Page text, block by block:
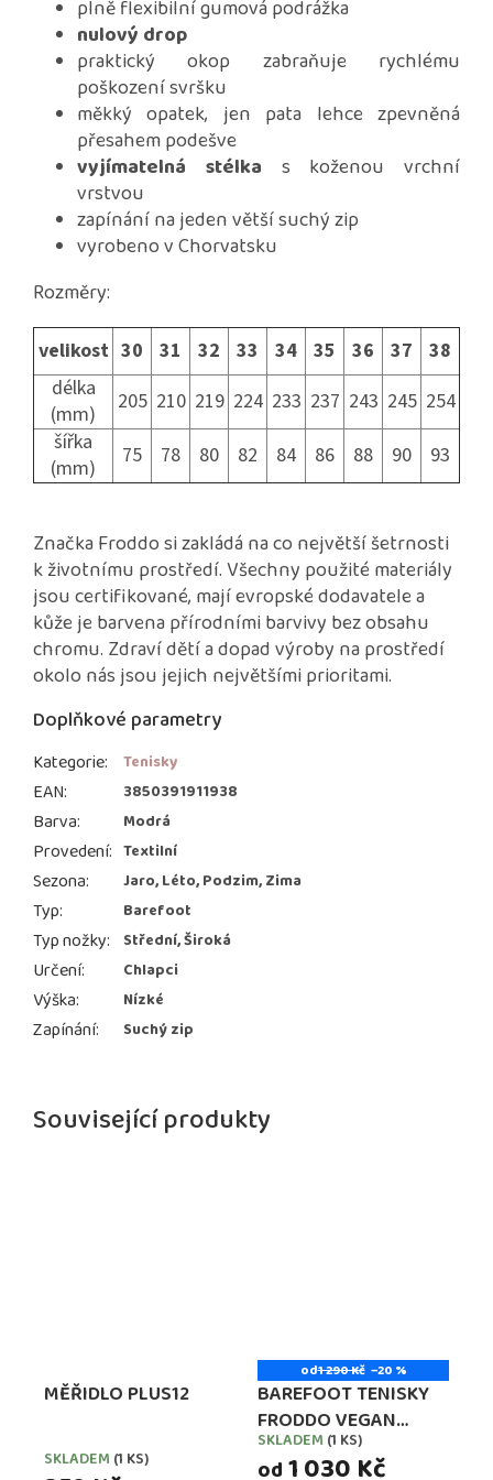
Související produkty
MĚŘIDLO PLUS12
SKLADEM (1 KS)
od1 290 Kč –20 %
BAREFOOT TENISKY
FRODDO VEGAN
LACES BLACK
(G3130228-7,
Průměrné
hodnocení
SKLADEM (1 KS)
od1 030 Kč
plně flexibilní gumová podrážka
nulový drop
praktický okop zabraňuje rychlému
poškození svršku
měkký opatek, jen pata lehce zpevněná
přesahem podešve
vyjímatelná stélka s koženou vrchní
vrstvou
zapínání na jeden větší suchý zip
vyrobeno v Chorvatsku
Rozměry:
velikost 30 31 32 33 34 35 36 37
38
délka
(mm)
205 210 219 224 233 237 243 245 254
šířka
(mm)
75 78 80 82 84 86 88 90 93
Značka Froddo si zakládá na co největší šetrnosti
k životnímu prostředí. Všechny použité materiály
jsou certifikované, mají evropské dodavatele a
kůže je barvena přírodními barvivy bez obsahu
chromu. Zdraví dětí a dopad výroby na prostředí
okolo nás jsou jejich největšími prioritami.
Doplňkové parametry
Kategorie: Tenisky
EAN: 3850391911938
Barva: Modrá
Provedení: Textilní
Sezona: Jaro, Léto, Podzim, Zima
Typ: Barefoot
Typ nožky: Střední, Široká
Určení: Chlapci
Výška: Nízké
Zapínání: Suchý zip